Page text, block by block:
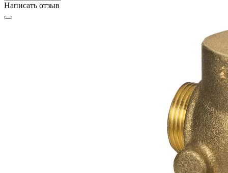
Написать отзыв